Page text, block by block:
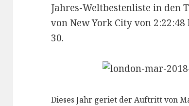
Jahres-Weltbestenliste in den
von New York City von
30.
Dieses Jahr geriet der Auftritt von